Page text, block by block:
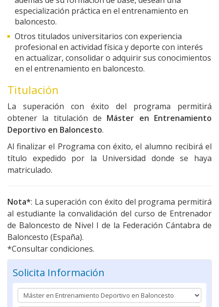
especialización práctica en el entrenamiento en
baloncesto.
Otros titulados universitarios con experiencia
profesional en actividad física y deporte con interés
en actualizar, consolidar o adquirir sus conocimientos
en el entrenamiento en baloncesto.
Titulación
La superación con éxito del programa permitirá
obtener la titulación de Máster en Entrenamiento
Deportivo en Baloncesto.
Al finalizar el Programa con éxito, el alumno recibirá el
título expedido por la Universidad donde se haya
matriculado.
Nota*: La superación con éxito del programa permitirá
al estudiante la convalidación del curso de Entrenador
de Baloncesto de Nivel I de la Federación Cántabra de
Baloncesto (España).
*Consultar condiciones.
Solicita Información